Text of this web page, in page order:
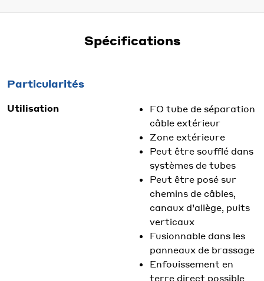
Spécifications
Particularités
Utilisation
FO tube de séparation
câble extérieur
Zone extérieure
Peut être soufflé dans
systèmes de tubes
Peut être posé sur
chemins de câbles,
canaux d’allège, puits
verticaux
Fusionnable dans les
panneaux de brassage
Enfouissement en
terre direct possible